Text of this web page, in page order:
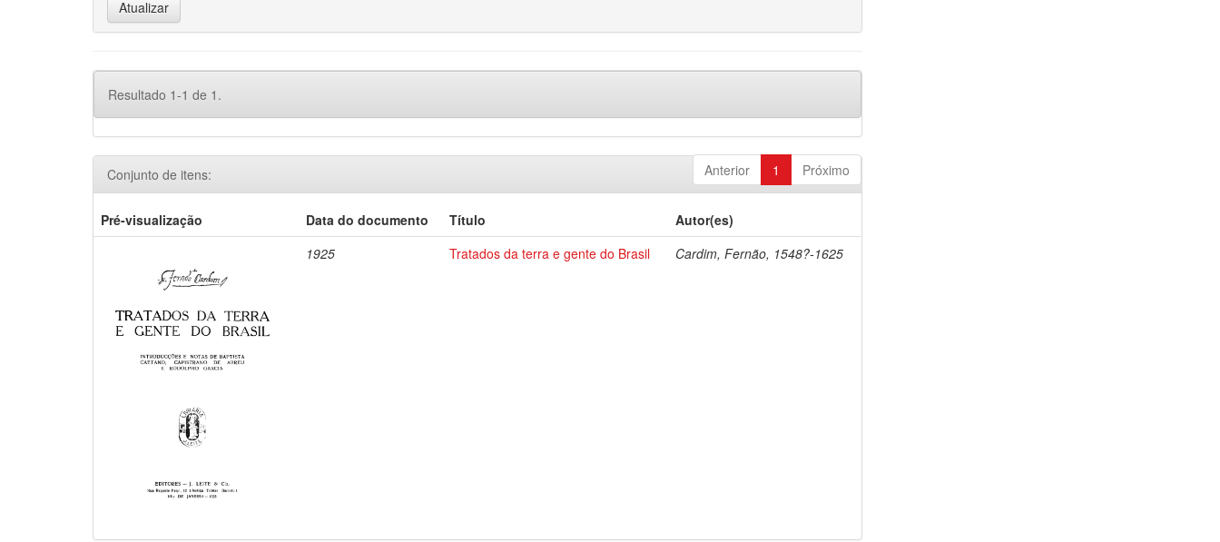
Resultado 1-1 de 1.
Anterior 1 Próximo
Conjunto de itens:
Pré-visualização Data do documento Título
Autor(es)
1925
Tratados da terra e gente do Brasil Cardim, Fernão, 1548?-1625